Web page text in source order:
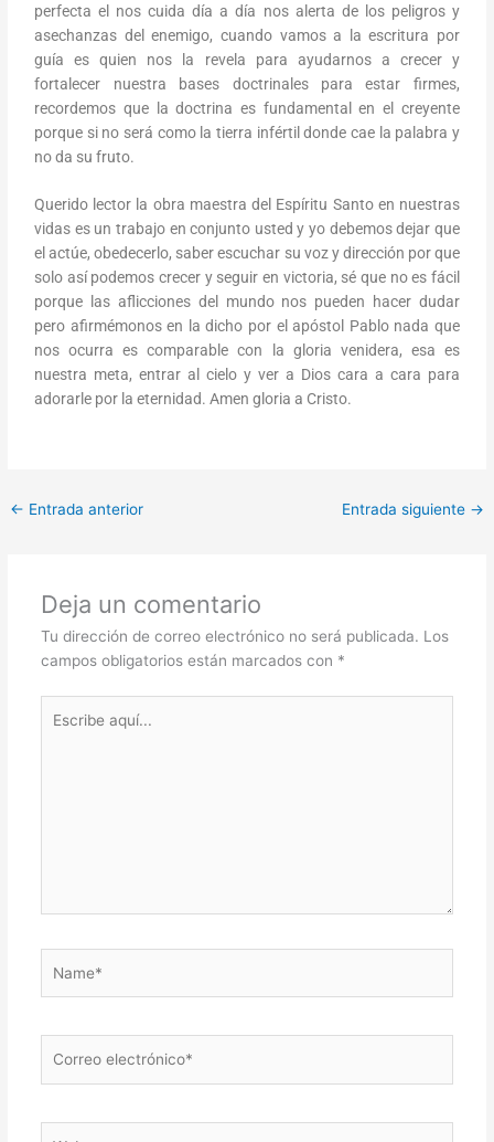
perfecta el nos cuida día a día nos alerta de los peligros y
asechanzas del enemigo, cuando vamos a la escritura por
guía es quien nos la revela para ayudarnos a crecer y
fortalecer nuestra bases doctrinales para estar firmes,
recordemos que la doctrina es fundamental en el creyente
porque si no será como la tierra infértil donde cae la palabra y
no da su fruto.
Querido lector la obra maestra del Espíritu Santo en nuestras
vidas es un trabajo en conjunto usted y yo debemos dejar que
el actúe, obedecerlo, saber escuchar su voz y dirección por que
solo así podemos crecer y seguir en victoria, sé que no es fácil
porque las aflicciones del mundo nos pueden hacer dudar
pero afirmémonos en la dicho por el apóstol Pablo nada que
nos ocurra es comparable con la gloria venidera, esa es
nuestra meta, entrar al cielo y ver a Dios cara a cara para
adorarle por la eternidad. Amen gloria a Cristo.
← Entrada anterior Entrada siguiente →
Deja un comentario
Tu dirección de correo electrónico no será publicada. Los
campos obligatorios están marcados con *
aquí...
electrónico*